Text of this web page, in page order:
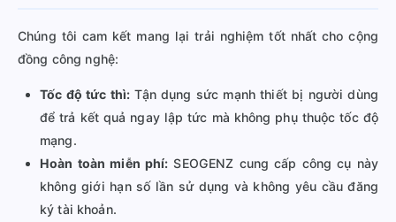
Chúng tôi cam kết mang lại trải nghiệm tốt nhất cho cộng
đồng công nghệ:
Tốc độ tức thì: Tận dụng sức mạnh thiết bị người dùng
để trả kết quả ngay lập tức mà không phụ thuộc tốc độ
mạng.
Hoàn toàn miễn phí: SEOGENZ cung cấp công cụ này
không giới hạn số lần sử dụng và không yêu cầu đăng
ký tài khoản.